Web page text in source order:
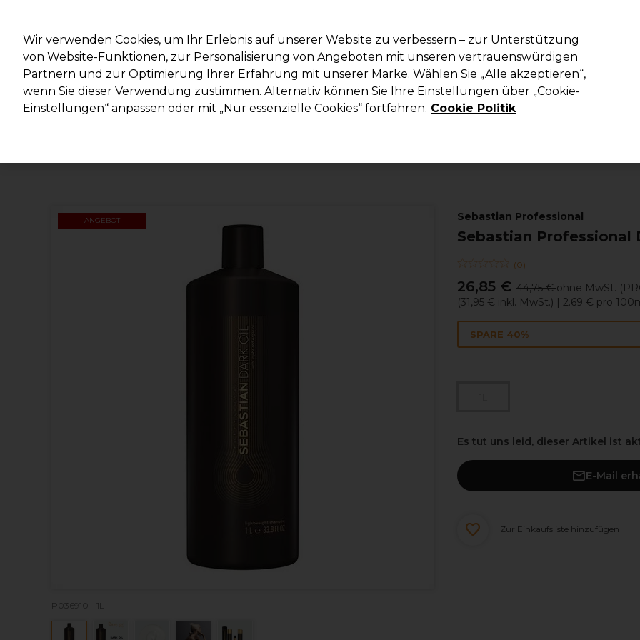
Suchen
Marken
Deals Haare Elektrogeräte Saloneinrichtung Kosmetik Herrenfriseur Inspiration Die
Lieferung und Lieferzeiten
Sebastian Professional
Sebastian Professional
(0)
26,85 € 44,75 €ohne MwSt.
(31,95 € inkl. MwSt.) | 2.69 € pro
ANGEBOT
P036910 - 1L
SPARE 40%
Es tut uns leid, dieser Artikel ist
E-Mail
Zur Einkaufsliste hinzufügen
Wir verwenden Cookies, um Ihr Erlebnis auf unserer Website zu verbessern – zur Unterstützung
von Website-Funktionen, zur Personalisierung von Angeboten mit unseren vertrauenswürdigen
Partnern und zur Optimierung Ihrer Erfahrung mit unserer Marke. Wählen Sie „Alle akzeptieren“,
wenn Sie dieser Verwendung zustimmen. Alternativ können Sie Ihre Einstellungen über „Cookie-
Einstellungen“ anpassen oder mit „Nur essenzielle Cookies“ fortfahren. Cookie Politik